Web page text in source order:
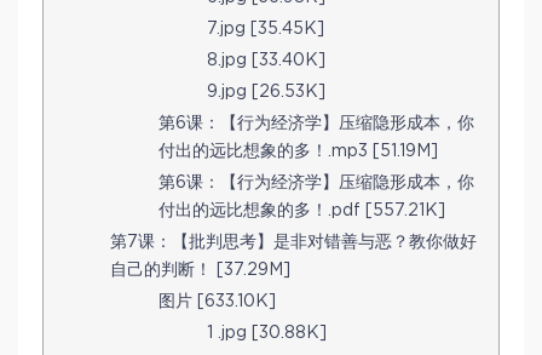
7.jpg [35.45K]
8.jpg [33.40K]
9.jpg [26.53K]
第6课：【行为经济学】压缩隐形成本，你
付出的远比想象的多！.mp3 [51.19M]
第6课：【行为经济学】压缩隐形成本，你
付出的远比想象的多！.pdf [557.21K]
第7课：【批判思考】是非对错善与恶？教你做好
自己的判断！ [37.29M]
图片 [633.10K]
1 .jpg [30.88K]